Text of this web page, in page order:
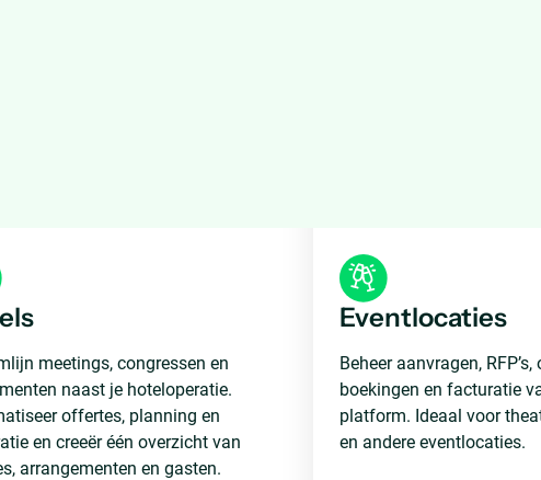
meetings, congressen en
naast je hoteloperatie.
offertes, planning en
en creeër één overzicht van
arrangementen en gasten.
Eventlocaties
Beheer aanvragen,
boekingen en facturatie
platform. Ideaal voor
en andere eventlocaties.